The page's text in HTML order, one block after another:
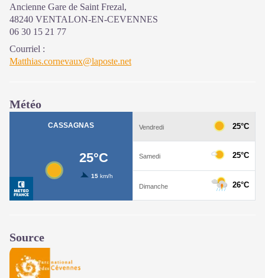
Ancienne Gare de Saint Frezal,
48240 VENTALON-EN-CEVENNES
06 30 15 21 77
Courriel :
Matthias.cornevaux@laposte.net
Météo
Source